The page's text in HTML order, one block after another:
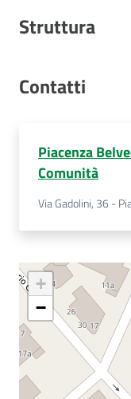
Struttura
Contatti
Piacenza
Comunità
Via Gadolini, 36 -
+
−